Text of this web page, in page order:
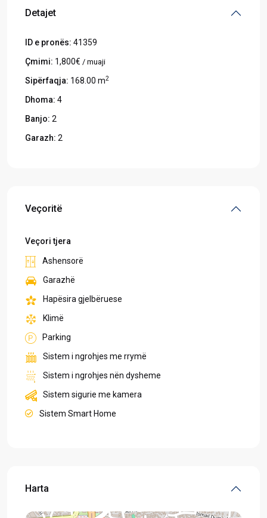
Detajet
ID e pronës: 41359
Çmimi: 1,800€ / muaji
Sipërfaqja: 168.00 m2
Dhoma: 4
Banjo: 2
Garazh: 2
Veçoritë
Veçori tjera
Ashensorë
Garazhë
Hapësira gjelbëruese
Klimë
Parking
Sistem i ngrohjes me rrymë
Sistem i ngrohjes nën dysheme
Sistem sigurie me kamera
Sistem Smart Home
Harta